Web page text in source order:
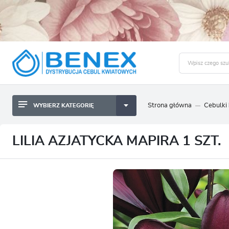
BYLINY SADZONKI BULWY
CEBULKI I SADZONKI WARZYW
SADZONKI TRAW OZDOBNYCH
WYBIERZ KATEGORIĘ
CEBULKI I SADZONKI WARZYW
Strona główna Cebulki
LILIA AZJATYCKA MAPIRA 1 SZT.